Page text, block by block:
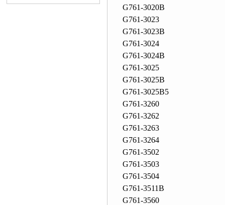
G761-3020B
G761-3023
G761-3023B
G761-3024
G761-3024B
G761-3025
G761-3025B
G761-3025B5
G761-3260
G761-3262
G761-3263
G761-3264
G761-3502
G761-3503
G761-3504
G761-3511B
G761-3560